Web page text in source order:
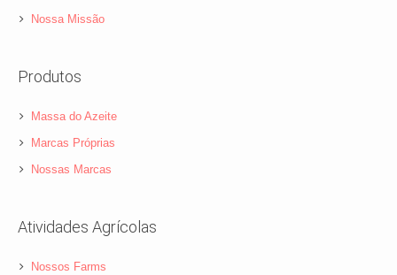
Nossa Missão
Produtos
Massa do Azeite
Marcas Próprias
Nossas Marcas
Atividades Agrícolas
Nossos Farms